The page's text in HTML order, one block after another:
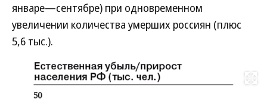
январе—сентябре) при одновременном
увеличении количества умерших россиян (плюс
5,6 тыс.).